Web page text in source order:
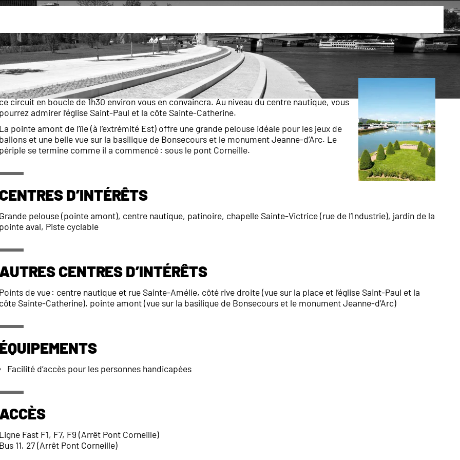
Havre des guinguettes au XIXe siècle et tête de pont du port fluvial depuis dix siècles, l’île
a bien plus que les pieds dans la Seine et les berges vertes. Elle a l’âme marinière et
circuit en boucle de 1h30 environ vous en convaincra. Au niveau du centre nautique, vous
pourrez admirer l’église Saint-Paul et la côte Sainte-Catherine.
La pointe amont de l’île (à l’extrémité Est) offre une grande pelouse idéale pour les jeux de
ballons et une belle vue sur la basilique de Bonsecours et le monument Jeanne-d’Arc. Le
périple se termine comme il a commencé : sous le pont Corneille.
d’intérêts
Grande pelouse (pointe amont), centre nautique, patinoire, chapelle Sainte-Victrice (rue de l’Industrie), jardin de la
pointe aval, Piste cyclable
Autres centres d’intérêts
Points de vue : centre nautique et rue Sainte-Amélie, côté rive droite (vue sur la place et l’église Saint-Paul et la
côte Sainte-Catherine), pointe amont (vue sur la basilique de Bonsecours et le monument Jeanne-d’Arc)
Équipements
Facilité d’accès pour les personnes handicapées
Accès
Ligne Fast F1, F7, F9 (Arrêt Pont Corneille)
Bus 11, 27 (Arrêt Pont Corneille)